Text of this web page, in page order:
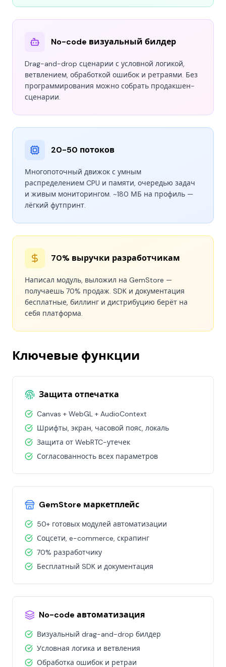
No-code визуальный билдер
Drag-and-drop сценарии с условной логикой,
ветвлением, обработкой ошибок и ретраями. Без
программирования можно собрать продакшен-
сценарии.
20-50 потоков
Многопоточный движок с умным
распределением CPU и памяти, очередью задач
и живым мониторингом. ~180 МБ на профиль —
лёгкий футпринт.
70% выручки разработчикам
Написал модуль, выложил на GemStore —
получаешь 70% продаж. SDK и документация
бесплатные, биллинг и дистрибуцию берёт на
себя платформа.
Ключевые функции
Защита отпечатка
Canvas + WebGL + AudioContext
Шрифты, экран, часовой пояс, локаль
Защита от WebRTC-утечек
Согласованность всех параметров
GemStore маркетплейс
50+ готовых модулей автоматизации
Соцсети, e-commerce, скрапинг
70% разработчику
Бесплатный SDK и документация
No-code автоматизация
Визуальный drag-and-drop билдер
Условная логика и ветвления
Обработка ошибок и ретраи